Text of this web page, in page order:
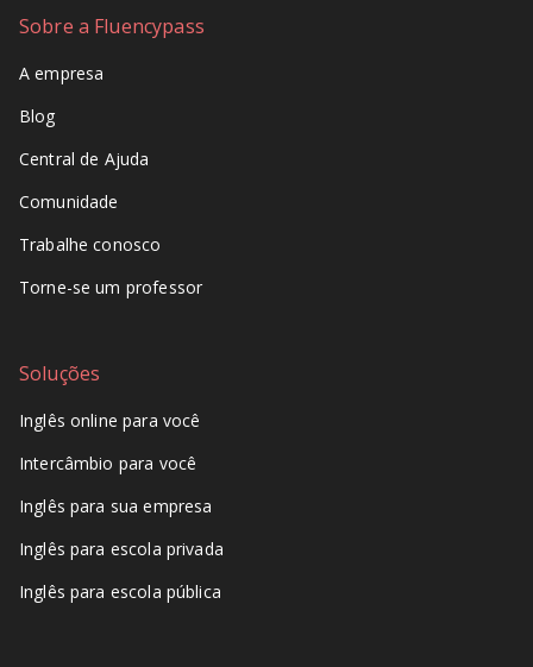
Sobre a Fluencypass
A empresa
Blog
Central de Ajuda
Comunidade
Trabalhe conosco
Torne-se um professor
Soluções
Inglês online para você
Intercâmbio para você
Inglês para sua empresa
Inglês para escola privada
Inglês para escola pública